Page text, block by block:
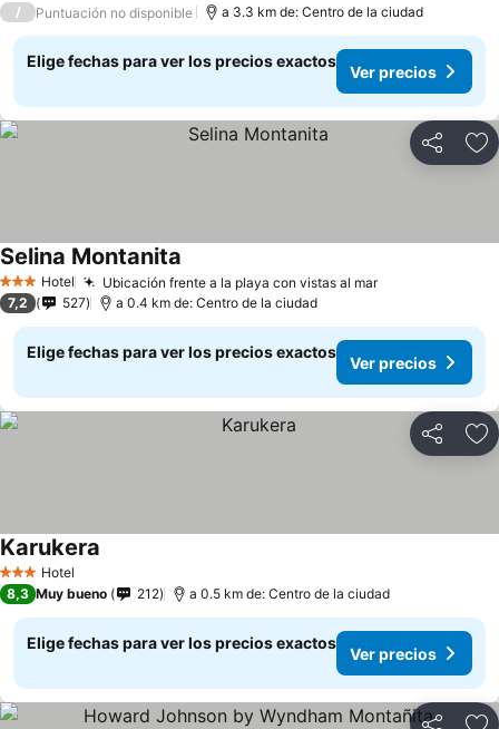
/ Puntuación no disponible a 3.3 km de: Centro de la ciudad
Elige fechas para ver los precios exactos
Ver precios
Compartir
3 Estrellas
Hotel Ubicación frente a la playa con vistas al marVer precios
Selina Montanita
7,2 527 a 0.4 km de: Centro de la ciudad
Elige fechas para ver los precios exactos
Ver precios
Compartir
3 Estrellas
Hotel
Karukera
8,3 Muy bueno 212 a 0.5 km de: Centro de la ciudad
Elige fechas para ver los precios exactos
Ver precios